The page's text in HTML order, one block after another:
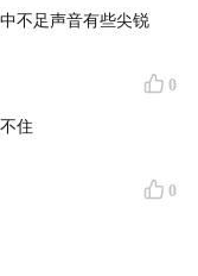
不足声音有些尖锐
0
住
0